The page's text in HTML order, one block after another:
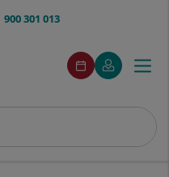
900 301 013
menú
acceso
Demaneu
cita
Aquest
enllaç
s'obrirà
finestra
El
meu
Aquest
enllaç
s'obrirà
finestra
Menú